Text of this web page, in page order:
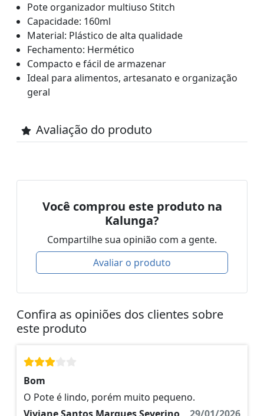
Pote organizador multiuso Stitch
Capacidade: 160ml
Material: Plástico de alta qualidade
Fechamento: Hermético
Compacto e fácil de armazenar
Ideal para alimentos, artesanato e organização
geral
Avaliação do produto
Você comprou este produto na
Kalunga?
Compartilhe sua opinião com a gente.
Avaliar o produto
Confira as opiniões dos clientes sobre
este produto
Bom
O Pote é lindo, porém muito pequeno.